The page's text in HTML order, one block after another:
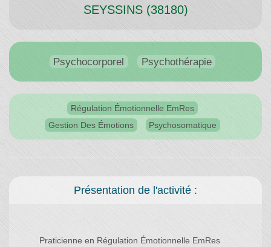
SEYSSINS (38180)
Psychocorporel Psychothérapie
Régulation Émotionnelle EmRes
Gestion Des Émotions
Psychosomatique
Présentation de l'activité :
Praticienne en Régulation Émotionnelle EmRes